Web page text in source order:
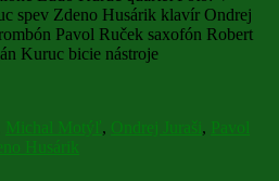
spev Zdeno Husárik klavír Ondrej
Pavol Ruček saxofón Robert
Kuruc bicie nástroje
Michal Motýľ, Ondrej Juraši, Pavol
Husárik